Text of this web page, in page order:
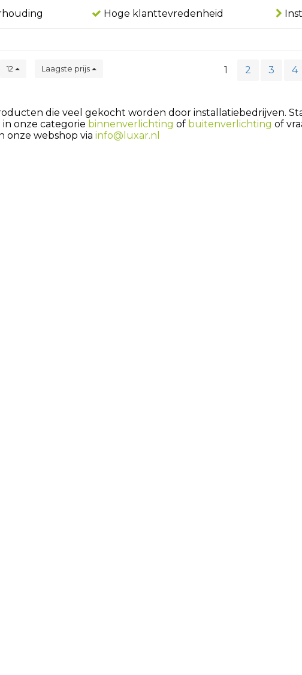
Hoge klanttevredenheid
12 Laagste prijs 1 2 3 4
die veel gekocht worden door installatiebedrijven.
onze categorie binnenverlichting of buitenverlichting of
onze webshop via info@luxar.nl